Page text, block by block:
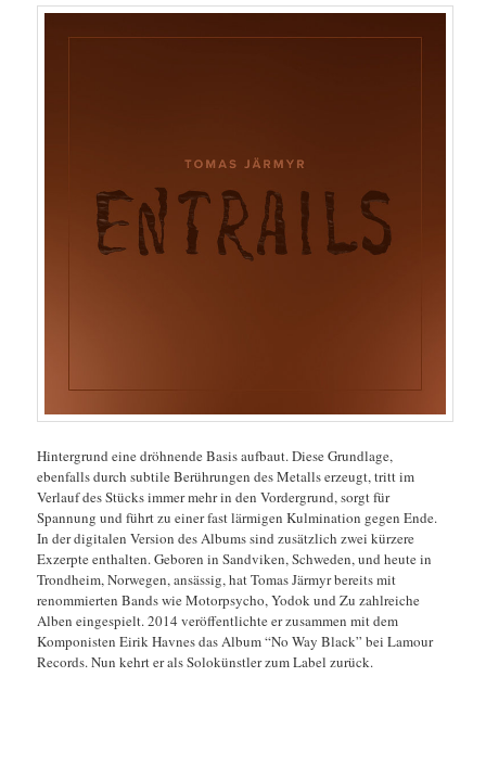
Hintergrund eine dröhnende Basis aufbaut. Diese Grundlage,
ebenfalls durch subtile Berührungen des Metalls erzeugt, tritt im
Verlauf des Stücks immer mehr in den Vordergrund, sorgt für
Spannung und führt zu einer fast lärmigen Kulmination gegen Ende.
In der digitalen Version des Albums sind zusätzlich zwei kürzere
Exzerpte enthalten. Geboren in Sandviken, Schweden, und heute in
Trondheim, Norwegen, ansässig, hat Tomas Järmyr bereits mit
renommierten Bands wie Motorpsycho, Yodok und Zu zahlreiche
Alben eingespielt. 2014 veröffentlichte er zusammen mit dem
Komponisten Eirik Havnes das Album “No Way Black” bei Lamour
Records. Nun kehrt er als Solokünstler zum Label zurück.